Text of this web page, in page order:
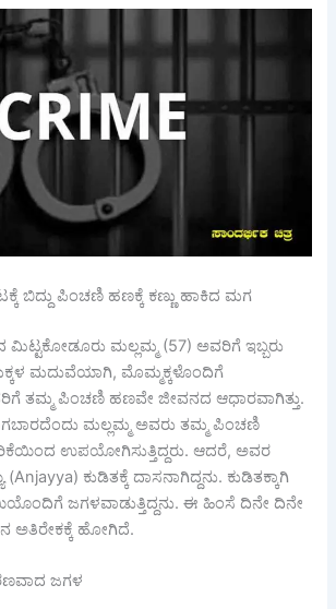
ಬಿದ್ದು ಪಿಂಚಣಿ ಹಣಕ್ಕೆ ಕಣ್ಣು ಹಾಕಿದ ಮಗ
ಮಿಟ್ಟಕೋಡೂರು ಮಲ್ಲಮ್ಮ (57) ಅವರಿಗೆ ಇಬ್ಬರು
ಮದುವೆಯಾಗಿ, ಮೊಮ್ಮಕ್ಕಳೊಂದಿಗೆ
ತಮ್ಮ ಪಿಂಚಣಿ ಹಣವೇ ಜೀವನದ ಆಧಾರವಾಗಿತ್ತು.
ಮಲ್ಲಮ್ಮ ಅವರು ತಮ್ಮ ಪಿಂಚಣಿ
ಉಪಯೋಗಿಸುತ್ತಿದ್ದರು. ಆದರೆ, ಅವರ
ಕುಡಿತಕ್ಕೆ ದಾಸನಾಗಿದ್ದನು. ಕುಡಿತಕ್ಕಾಗಿ
ಜಗಳವಾಡುತ್ತಿದ್ದನು. ಈ ಹಿಂಸೆ ದಿನೇ ದಿನೇ
ಅತಿರೇಕಕ್ಕೆ ಹೋಗಿದೆ.
ಜಗಳ